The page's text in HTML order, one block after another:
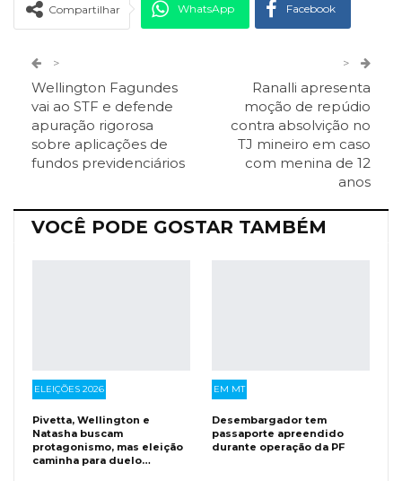
Compartilhar WhatsApp Facebook
ReddIt
Facebook Messenger Viber O email
>
Wellington Fagundes
vai ao STF e defende
apuração rigorosa
sobre aplicações de
fundos previdenciários
>
Ranalli apresenta
moção de repúdio
contra absolvição no
TJ mineiro em caso
com menina de 12
anos
VOCÊ PODE GOSTAR TAMBÉM
ELEIÇÕES 2026
Pivetta, Wellington e
Natasha buscam
protagonismo, mas eleição
caminha para duelo…
EM MT
Desembargador tem
passaporte apreendido
durante operação da PF